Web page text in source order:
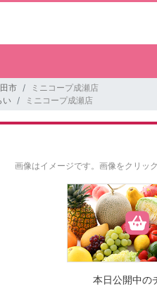
市
ミニコープ成瀬店
い ミニコープ成瀬店
画像はイメージです。 画像をクリッ
本日公開中の